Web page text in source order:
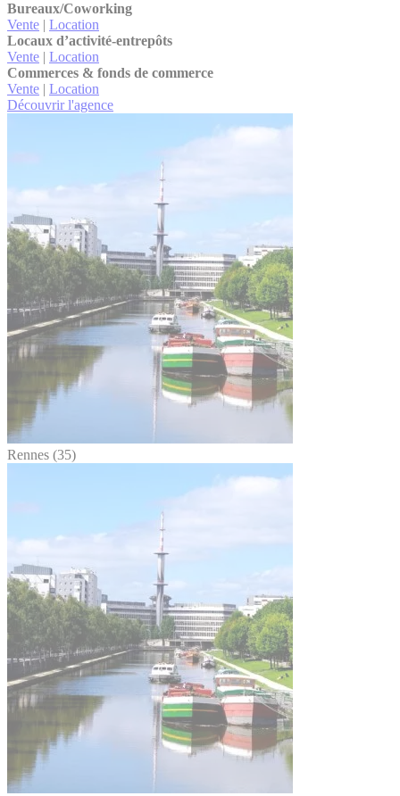
Bureaux/Coworking
Vente | Location
Locaux d’activité-entrepôts
Vente | Location
Commerces & fonds de commerce
Vente | Location
Découvrir l'agence
Rennes (35)